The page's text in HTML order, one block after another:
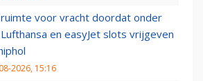
voor vracht doordat onder
en easyJet slots vrijgeven
2026, 15:16